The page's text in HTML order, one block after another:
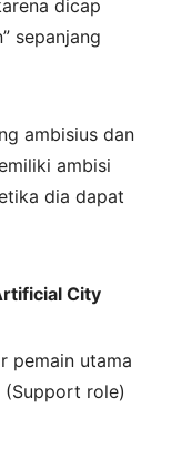
dicap
sepanjang
ambisius dan
ambisi
dia dapat
City
pemain utama
(Support role)